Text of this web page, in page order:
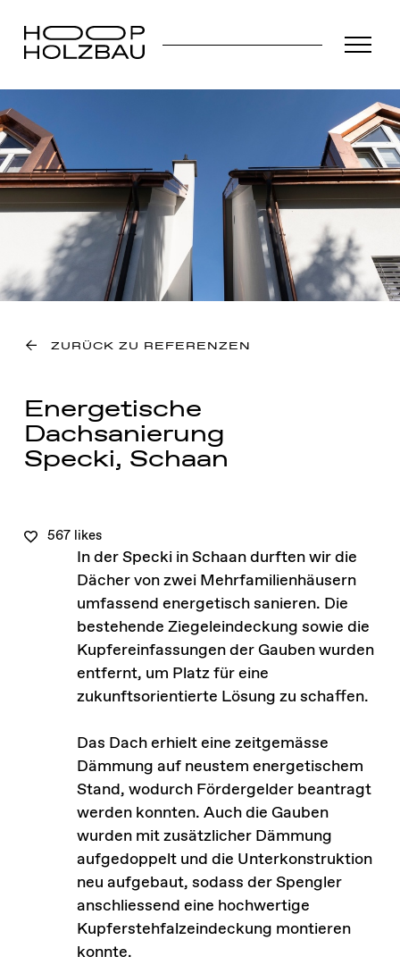
ZURÜCK ZU REFERENZEN
Energetische
Dachsanierung
Specki, Schaan
567 likes
In der Specki in Schaan durften wir die
Dächer von zwei Mehrfamilienhäusern
umfassend energetisch sanieren. Die
bestehende Ziegeleindeckung sowie die
Kupfereinfassungen der Gauben wurden
entfernt, um Platz für eine
zukunftsorientierte Lösung zu schaffen.
Das Dach erhielt eine zeitgemässe
Dämmung auf neustem energetischem
Stand, wodurch Fördergelder beantragt
werden konnten. Auch die Gauben
wurden mit zusätzlicher Dämmung
aufgedoppelt und die Unterkonstruktion
neu aufgebaut, sodass der Spengler
anschliessend eine hochwertige
Kupferstehfalzeindeckung montieren
konnte.